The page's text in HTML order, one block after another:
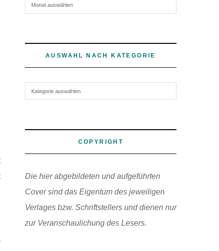
AUSWAHL NACH KATEGORIE
COPYRIGHT
Die hier abgebildeten und aufgeführten
Cover sind das Eigentum des jeweiligen
Verlages bzw. Schriftstellers und dienen nur
zur Veranschaulichung des Lesers.